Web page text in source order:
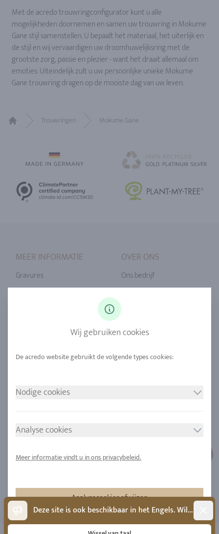
Met de acredo trouwringconfigurator kunt u alle
mogelijkheden doornemen en samen uw trouwring in Mokume
Gane stijl samenstellen. U bepaalt het materiaal, het uiterlijk en
de stijl en wij vervaardigen uw droomhuwelijksring met de
grootste zorg, passie en plezier - want het draait allemaal om
emoties. Uiteindelijk zult u uw persoonlijke unieke Mokume
Gane trouwring dragen op de mooiste dag van uw leven.
Trouwringen Mokume Gane
MEER INFORMATIE
Gravures
Stedelijke mijnbouw
OVER ONS
Ons bedrijf
Onze kwaliteit
Locaties
JURIDISCHE MEDEDELING
Afdruk
Gegevensbescherming
Deze site is ook beschikbaar in het Engels. Wilt u naar het Engels wisselen?
Wij gebruiken cookies
Nodige cookies
Analyse cookies
Meer informatie vindt u in ons privacybeleid.
Analysecookies afwijzen
Accepteer analysecookies